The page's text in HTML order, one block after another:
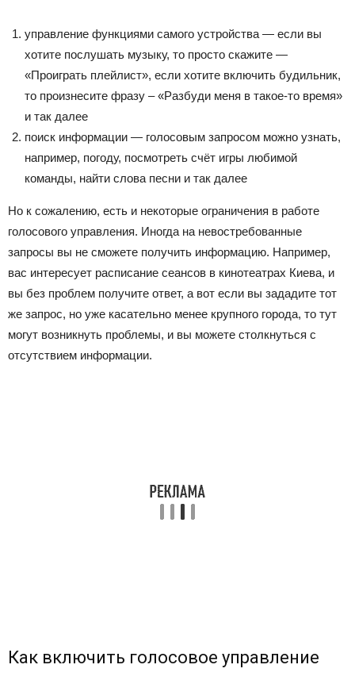
управление функциями самого устройства — если вы
хотите послушать музыку, то просто скажите —
«Проиграть плейлист», если хотите включить будильник,
то произнесите фразу – «Разбуди меня в такое-то время»
и так далее
поиск информации — голосовым запросом можно узнать,
например, погоду, посмотреть счёт игры любимой
команды, найти слова песни и так далее
Но к сожалению, есть и некоторые ограничения в работе
голосового управления. Иногда на невостребованные
запросы вы не сможете получить информацию. Например,
вас интересует расписание сеансов в кинотеатрах Киева, и
вы без проблем получите ответ, а вот если вы зададите тот
же запрос, но уже касательно менее крупного города, то тут
могут возникнуть проблемы, и вы можете столкнуться с
отсутствием информации.
Как включить голосовое управление